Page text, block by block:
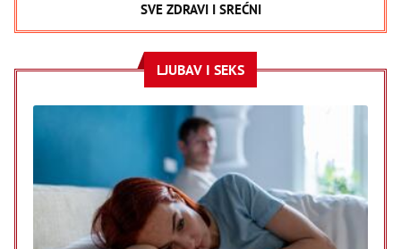
SVE ZDRAVI I SREĆNI
LJUBAV I SEKS